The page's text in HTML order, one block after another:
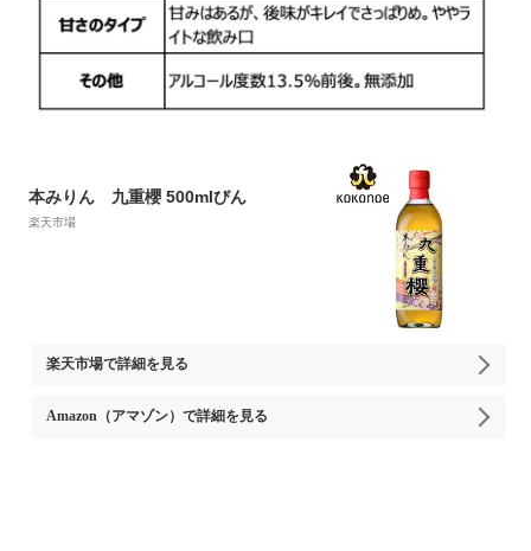
本みりん 九重櫻 500mlびん
楽天市場
楽天市場で詳細を見る
Amazon（アマゾン） で詳細を見る